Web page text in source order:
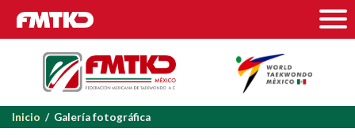
Inicio / Galería fotográfica